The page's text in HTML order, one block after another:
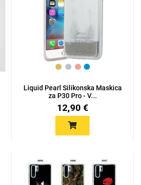
Liquid Pearl Silikonska Maskica
za P30 Pro - V...
12,90 €